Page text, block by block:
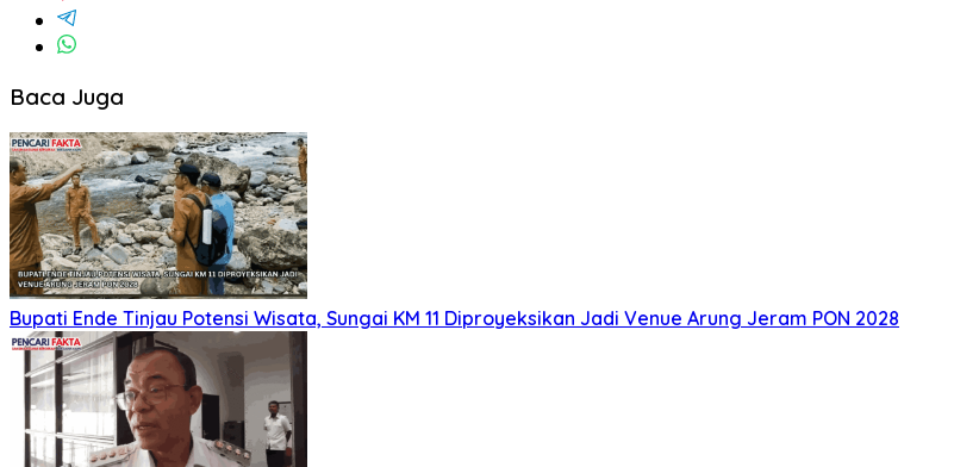
Baca Juga
Bupati Ende Tinjau Potensi Wisata, Sungai KM 11 Diproyeksikan Jadi Venue Arung Jeram PON 2028